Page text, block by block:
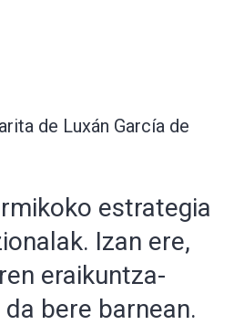
de Luxán García de
estrategia
Izan ere,
eraikuntza-
bere barnean.